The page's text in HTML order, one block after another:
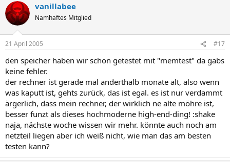
vanillabee
Namhaftes Mitglied
21 April 2005 #17
den speicher haben wir schon getestet mit "memtest" da gabs
keine fehler.
der rechner ist gerade mal anderthalb monate alt, also wenn
was kaputt ist, gehts zurück, das ist egal. es ist nur verdammt
ärgerlich, dass mein rechner, der wirklich ne alte möhre ist,
besser funzt als dieses hochmoderne high-end-ding! :shake
naja, nächste woche wissen wir mehr. könnte auch noch am
netzteil liegen aber ich weiß nicht, wie man das am besten
testen kann?